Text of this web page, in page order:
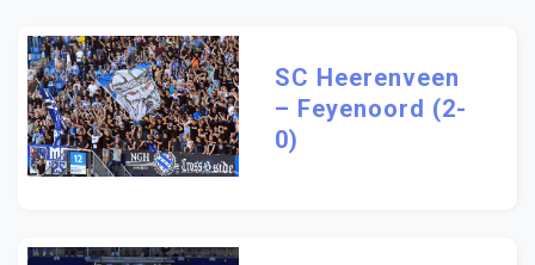
SC Heerenveen
– Feyenoord (2-
0)